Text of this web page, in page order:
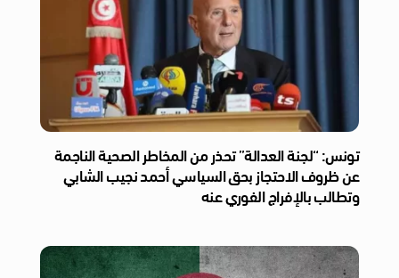
تونس: “لجنة العدالة” تحذر من المخاطر الصحية الناجمة
عن ظروف الاحتجاز بحق السياسي أحمد نجيب الشابي
وتطالب بالإفراج الفوري عنه